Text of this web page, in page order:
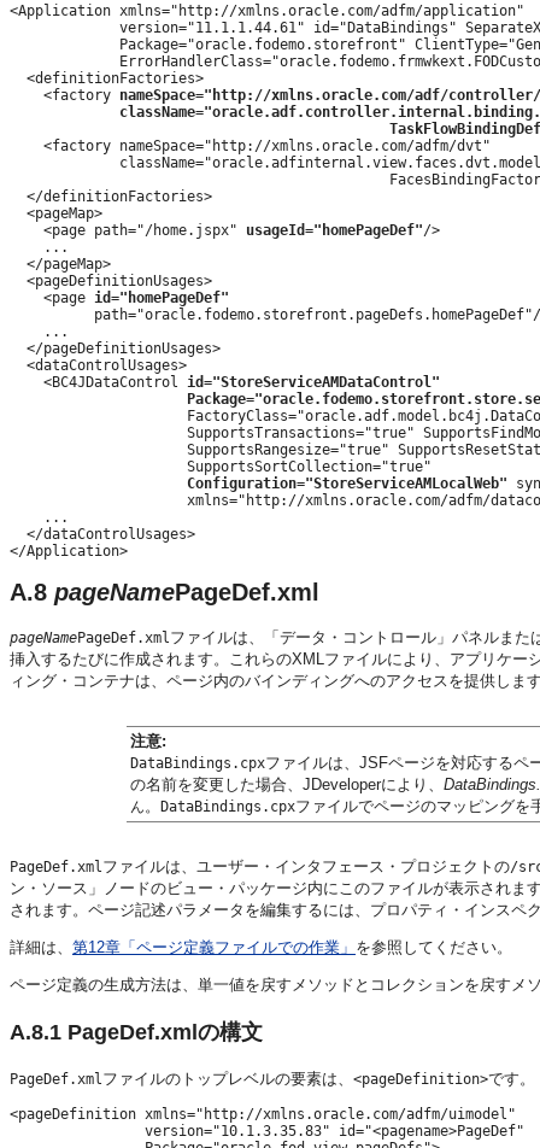
<Application xmlns="http://xmlns.oracle.com/adfm/application"
version="11.1.1.44.61" id="DataBindings"
Package="oracle.fodemo.storefront"
  <definitionFactories>
    <factory
nameSpace="http://xmlns.oracle.com/adf/
className="oracle.adf.controller.internal.binding.
    <factory nameSpace="http://xmlns.oracle.com/adfm/dvt"
  </definitionFactories>
  <pageMap>
    <page path="/home.jspx"
usageId="homePageDef"/>
    ...
  </pageMap>
  <pageDefinitionUsages>
    <page
id="homePageDef"
    ...
  </pageDefinitionUsages>
  <dataControlUsages>
    <BC4JDataControl
id="StoreServiceAMDataControl"
SupportsTransactions="true"
SupportsRangesize="true"
                     SupportsSortCollection="true"
Configuration="StoreServiceAMLocalWeb"
xmlns="http://xmlns.oracle.com/adfm/
    ...
  </dataControlUsages>
A.8 pageNamePageDef.xml
pageNamePageDef.xml ファイルは、「データ・コントロール」パネルま
挿入するたびに作成されます。これらのXMLファイルにより、アプリケ
ィング・コンテナは、ページ内のバインディングへのアクセスを提供し
注意:
DataBindings.cpxファイルは、JSFページを対応するペ
の名前を変更した場合、JDeveloperにより、
ん 。 DataBindings.cpxファイルでページのマッピングを
PageDef.xml ファイルは、ユーザー・インタフェース・プロジェクトの/
ン・ソース」ノードのビュー・パッケージ内にこのファイルが表示され
されます。ページ記述パラメータを編集するには、プロパティ・インス
詳細は、 第12章「ページ定義ファイルでの作業」 を参照してください。
ページ定義の生成方法は、単一値を戻すメソッドとコレクションを戻すメ
A.8.1 PageDef.xmlの構文
PageDef.xml ファイルのトップレベルの要素は、 <pageDefinition>です。
<pageDefinition xmlns="http://xmlns.oracle.com/adfm/uimodel"
                version="10.1.3.35.83" id="<pagename>PageDef"